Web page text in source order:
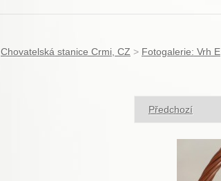
Chovatelská stanice Crmi, CZ > Fotogalerie: Vrh E
Předchozí